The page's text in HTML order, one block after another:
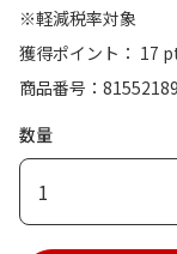
※軽減税率対象
獲得ポイント： 17
商品番号
数量
1